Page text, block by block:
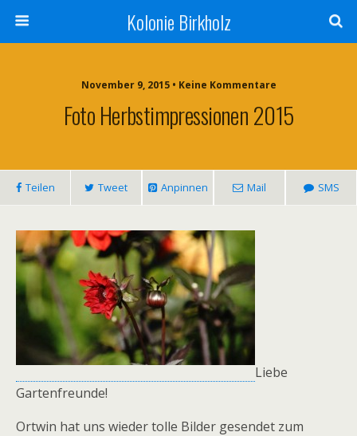
Kolonie Birkholz
November 9, 2015 • Keine Kommentare
Foto Herbstimpressionen 2015
Teilen Tweet Anpinnen Mail SMS
Liebe
Gartenfreunde!
Ortwin hat uns wieder tolle Bilder gesendet zum